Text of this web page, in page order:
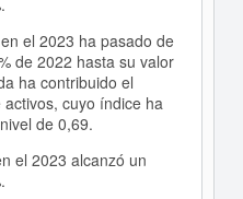
el 2023 ha pasado de
de 2022 hasta su valor
ha contribuido el
cuyo índice ha
de 0,69.
el 2023 alcanzó un